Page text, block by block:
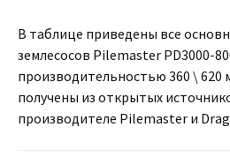
В таблице приведены все
землесосов Pilemaster PD3000-
производительностью 360 \ 620
получены из открытых
производителе Pilemaster и